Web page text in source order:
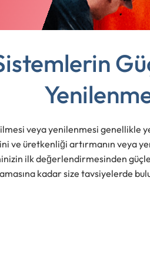
veya yenilenmesi genellikle
ve üretkenliği artırmanın veya
ilk değerlendirmesinden
kadar size tavsiyelerde